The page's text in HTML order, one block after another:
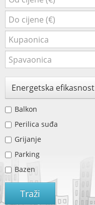
Energetska efikasnost
Balkon
Perilica suđa
Grijanje
Parking
Bazen
Traži